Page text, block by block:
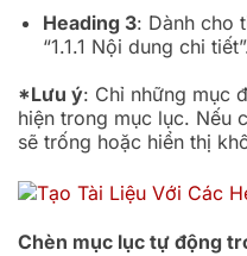
Heading 3: Dành cho
“1.1.1 Nội dung chi
*Lưu ý: Chỉ những mục
hiện trong mục lục. Nếu
sẽ trống hoặc hiển thị
Chèn mục lục tự động